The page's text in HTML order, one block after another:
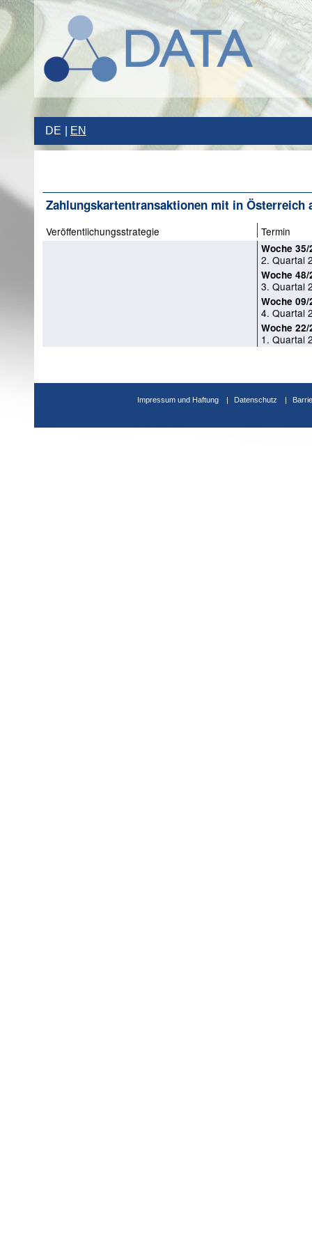
DE EN
Zahlungskartentransaktionen mit in Österreich
Veröffentlichungsstrategie Termin
Woche 35/
2. Quartal
Woche 48/
3. Quartal
Woche 09/
4. Quartal
Woche 22/
1. Quartal
Impressum und Haftung Datenschutz